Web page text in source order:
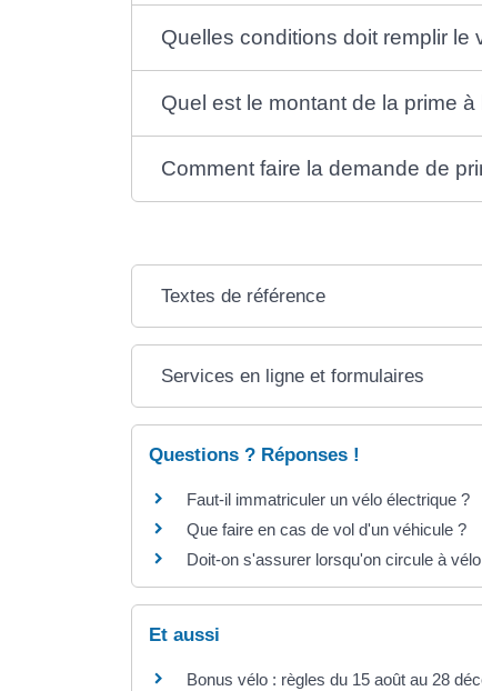
Quelles conditions doit remplir le
Quel est le montant de la prime
Comment faire la demande de
Textes de référence
Services en ligne et formulaires
Questions ? Réponses !
Faut-il immatriculer un vélo électrique ?
Que faire en cas de vol d'un véhicule ?
Doit-on s'assurer lorsqu'on circule à
Et aussi
Bonus vélo : règles du 15 août au 28